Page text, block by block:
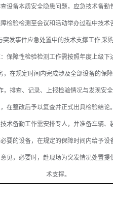
设备本质安全隐患问题，应急技术备勤
检验检测至会议和活动举办过程中技术
突发事件应急处置中的技术支撑工作,采
保障性检验检测工作需按照年度上级下
，在规定时间内完成涉及全部设备的保
，排查、记录、上报检验情况与发现安
在整改后予以复查并正式出具检验结论
术备勤工作需安排专人，并准备车辆、
要的设备，在规定的保障时间内给予设
见，必要时，赴现场为突发情况处置提
术支撑。